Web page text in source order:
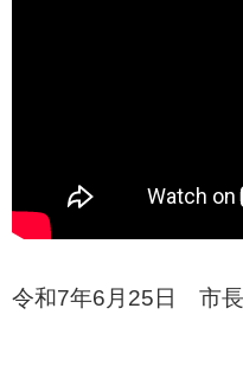
令和7年6月25日 市